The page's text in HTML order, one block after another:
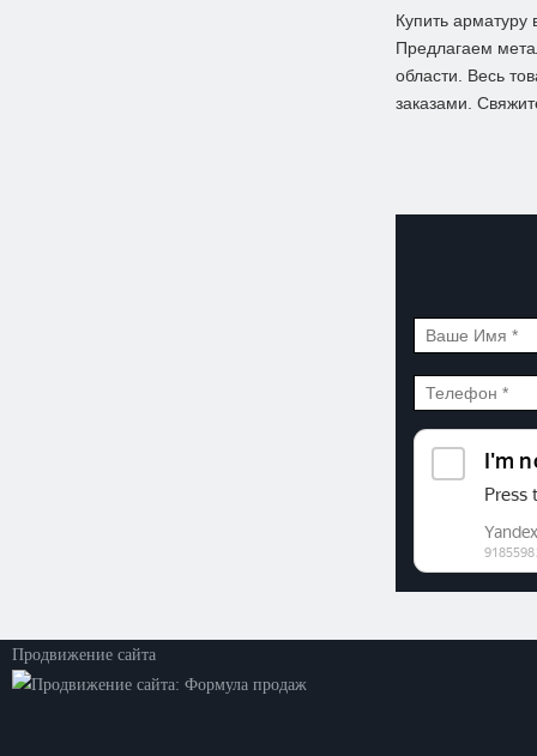
Купить арматуру
Предлагаем
области. Весь
заказами.
Продвижение сайта